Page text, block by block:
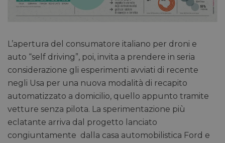
L’apertura del consumatore italiano per droni e
auto “self driving”, poi, invita a prendere in seria
considerazione gli esperimenti avviati di recente
negli Usa per una nuova modalità di recapito
automatizzato a domicilio, quello appunto tramite
vetture senza pilota. La sperimentazione più
eclatante arriva dal progetto lanciato
congiuntamente dalla casa automobilistica Ford e